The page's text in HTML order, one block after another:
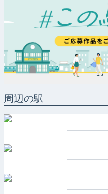
周辺の駅